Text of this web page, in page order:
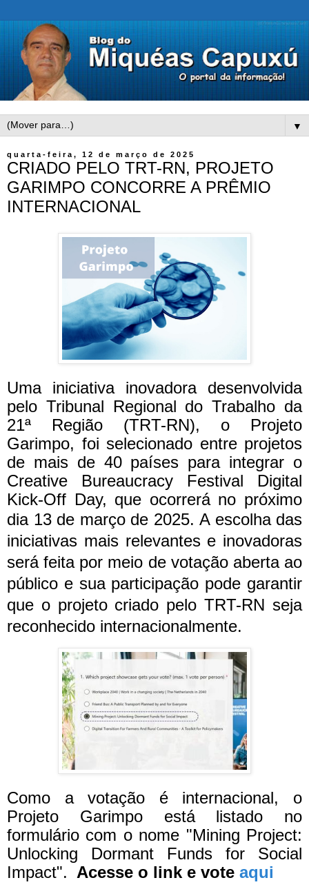
▼
quarta-feira, 12 de março de 2025
CRIADO PELO TRT-RN, PROJETO
GARIMPO CONCORRE A PRÊMIO
INTERNACIONAL
Uma iniciativa inovadora desenvolvida
pelo Tribunal Regional do Trabalho da
21ª Região (TRT-RN), o Projeto
Garimpo, foi selecionado entre projetos
de mais de 40 países para integrar o
Creative Bureaucracy Festival Digital
Kick-Off Day, que ocorrerá no próximo
dia 13 de março de 2025. A escolha das
iniciativas mais relevantes e inovadoras
será feita por meio de votação aberta ao
público e sua participação pode garantir
que o projeto criado pelo TRT-RN seja
reconhecido internacionalmente.
Como a votação é internacional, o
Projeto Garimpo está listado no
formulário com o nome "Mining Project:
Unlocking Dormant Funds for Social
Impact". Acesse o link e vote aqui